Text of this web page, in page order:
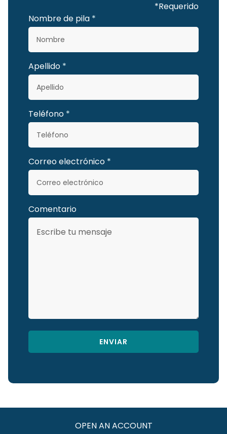
*Requerido
Nombre de pila
Apellido
Teléfono
Correo electrónico
Comentario
ENVIAR
OPEN AN ACCOUNT